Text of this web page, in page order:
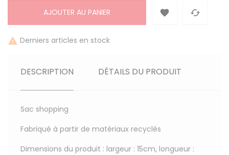
AJOUTER AU PANIER  
 Derniers articles en stock
DESCRIPTION DÉTAILS DU PRODUIT
Sac shopping
Fabriqué à partir de matériaux recyclés
Dimensions du produit : largeur : 15cm, longueur :